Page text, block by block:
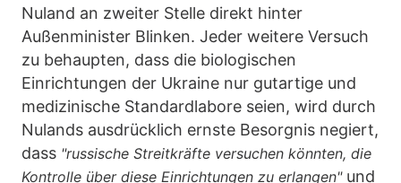
Nuland an zweiter Stelle direkt hinter
Außenminister Blinken. Jeder weitere Versuch
zu behaupten, dass die biologischen
Einrichtungen der Ukraine nur gutartige und
medizinische Standardlabore seien, wird durch
Nulands ausdrücklich ernste Besorgnis negiert,
dass "russische Streitkräfte versuchen könnten, die
Kontrolle über diese Einrichtungen zu erlangen"und